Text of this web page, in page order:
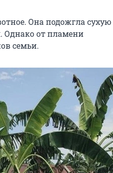
Она подожгла сухую
Однако от пламени
семьи.